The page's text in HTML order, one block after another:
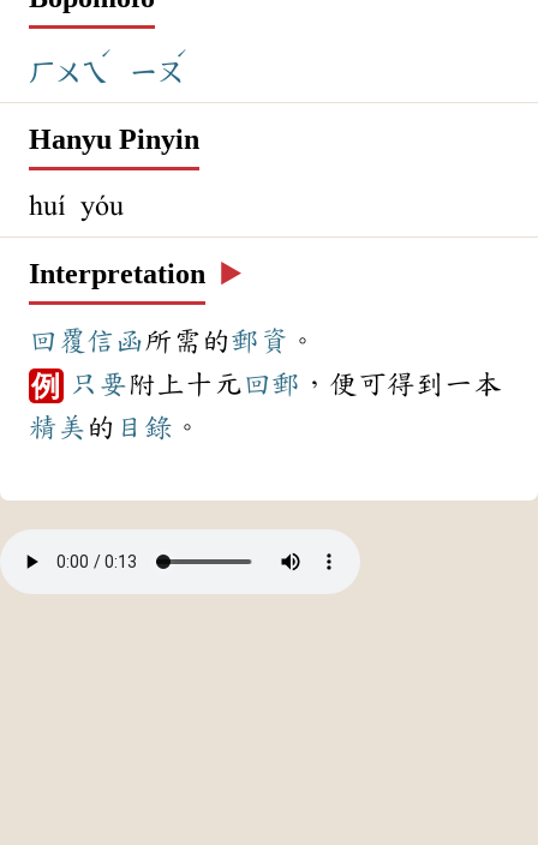
ㄏㄨㄟ
ˊ
ㄧㄡ
ˊ
Hanyu Pinyin
huí yóu
Interpretation ▶️
回覆信函所需的郵資 。
例 只要附上十元 回郵 ，便可得到一本
精美 的 目錄 。